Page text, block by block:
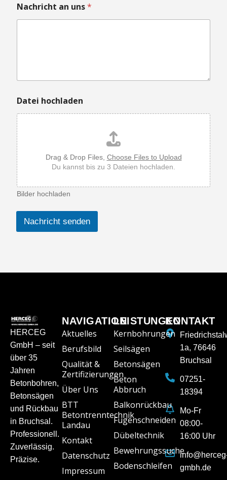
iNachricht an uns*
Datei hochladen
Drag & Drop Files, Choose Files to Upload
Du kannst bis zu 3 Dateien hochladen.
Bilder hochladen
Nachricht senden
HERCEG
GmbH – seit
über 35
Jahren
Betonbohren,
Betonsägen
und Rückbau
in Bruchsal.
Professionell.
Zuverlässig.
Präzise.
NAVIGATION
Aktuelles
Berufsbild
Qualität &
Zertifizierungen
Über Uns
BTT
Betontrenntechnik
Landau
Kontakt
Datenschutz
Impressum
LEISTUNGEN
Kernbohrungen
Seilsägen
Betonsägen
Beton
Abbruch
Balkonrückbau
Fugenschneiden
Dübeltechnik
Bewehrungssuche
Bodenschleifen
KONTAKT
1a, 76646
Bruchsal
07251-
18394
Mo-Fr
08:00-
16:00 Uhr
gmbh.de